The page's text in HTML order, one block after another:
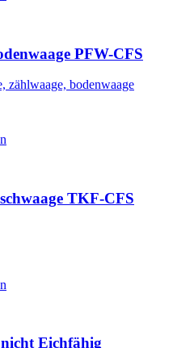
PFW-CFS
TKF-CFS
Eichfähig